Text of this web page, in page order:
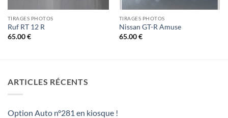
TIRAGES PHOTOS
Ruf RT 12 R
65.00€
TIRAGES PHOTOS
Nissan GT-R Amuse
65.00€
ARTICLES RÉCENTS
Option Auto n°281 en kiosque !